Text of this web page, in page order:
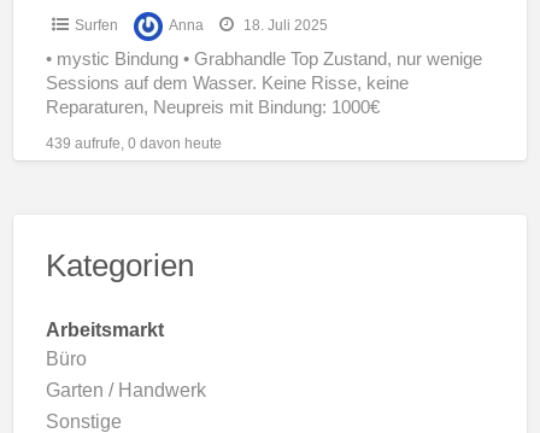
Surfen Anna 18. Juli 2025
• mystic Bindung • Grabhandle Top Zustand, nur wenige
Sessions auf dem Wasser. Keine Risse, keine
Reparaturen, Neupreis mit Bindung: 1000€
439 aufrufe, 0 davon heute
Kategorien
Arbeitsmarkt
Büro
Garten / Handwerk
Sonstige